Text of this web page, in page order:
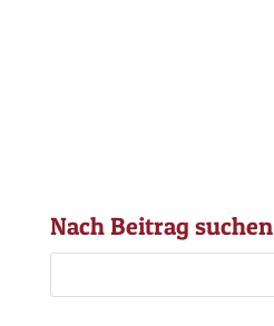
Nach Beitrag suchen